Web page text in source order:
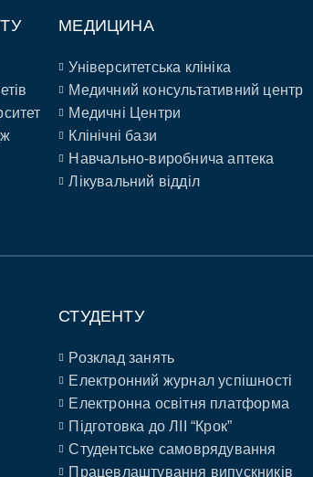
МЕДИЦИНА
Університетська клініка
Медичний консультативний центр
Медичні Центри
Клінічні бази
Навчально-виробнича аптека
Лікувальний відділ
СТУДЕНТУ
Розклад занять
Електронний журнал успішності
Електронна освітня платформа
Підготовка до ЛІІ “Крок”
Студентське самоврядування
Працевлаштування випускників